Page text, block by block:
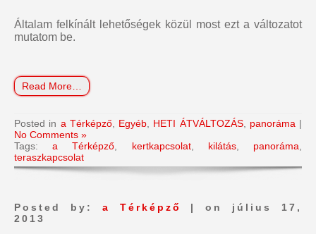
Általam felkínált lehetőségek közül most ezt a változatot
mutatom be.
Read More…
Posted in a Térképző, Egyéb HETI ÁTVÁLTOZÁS, panoráma |
No Comments »
Tags:a Térképző kertkapcsolat, kilátás, panoráma
teraszkapcsolat
Posted by: a Térképző
| on július 17,
2013